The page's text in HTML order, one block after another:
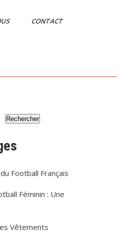
CONTACT
Rechercher
Football Français
Féminin : Une
Vêtements